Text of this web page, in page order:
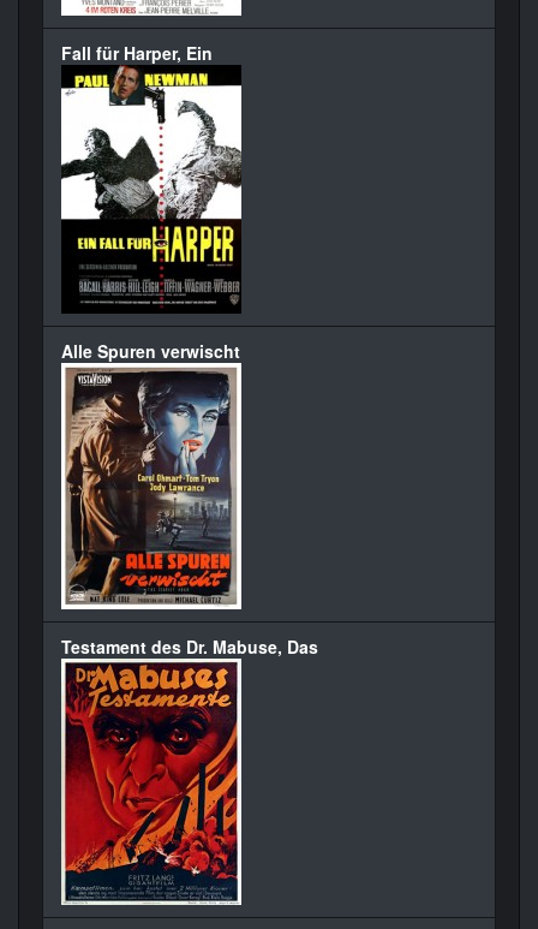
Fall für Harper, Ein
Alle Spuren verwischt
Testament des Dr. Mabuse, Das